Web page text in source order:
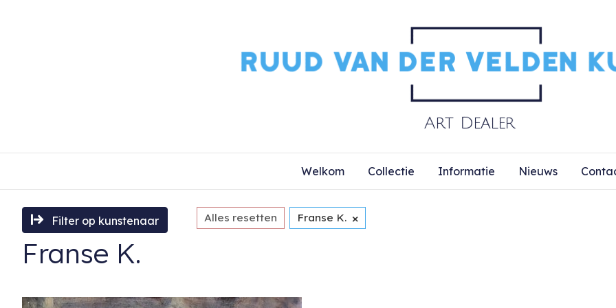
Welkom Collectie Informatie Nieuws
Filter op kunstenaar Alles resetten Franse K. ×
Franse K.